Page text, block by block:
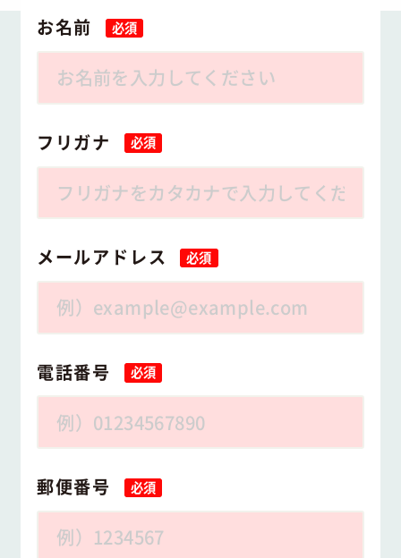
お名前 必須
フリガナ 必須
メールアドレス 必須
電話番号 必須
郵便番号 必須